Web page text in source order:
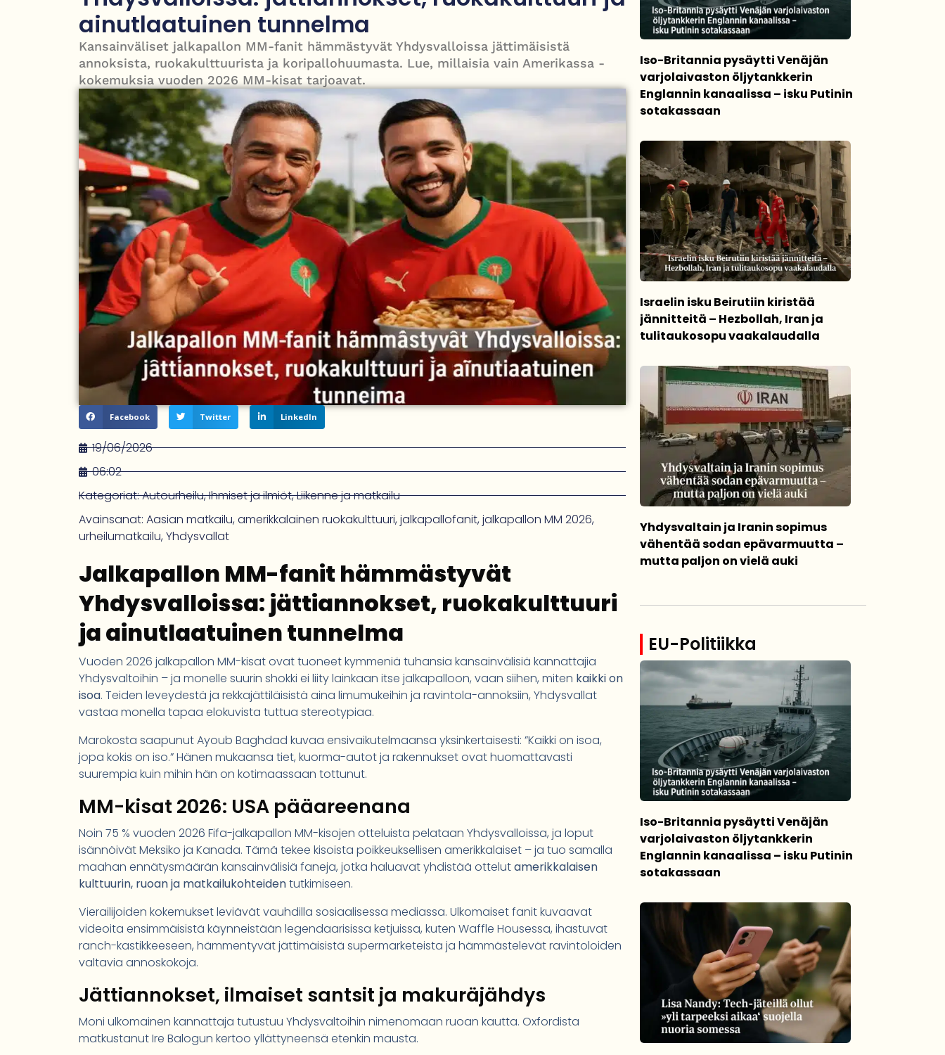
Työläistaustainen kansanedustaja avaa 30-vuotisen taistelunsa kuukautisterveyden ja endometrioosin hoidon
puolesta
ainutlaatuinen tunnelma
Kansainväliset jalkapallon MM-fanit hämmästyvät Yhdysvalloissa jättimäisistä
annoksista, ruokakulttuurista ja koripallohuumasta. Lue, millaisia vain Amerikassa -
kokemuksia vuoden 2026 MM-kisat tarjoavat.
Facebook Twitter LinkedIn
19/06/2026
06:02
Kategoriat:Autourheilu,Ihmiset ja ilmiöt,Liikenne ja matkailu
Avainsanat: Aasian matkailu,amerikkalainen ruokakulttuuri,jalkapallofanit,jalkapallon MM 2026,
urheilumatkailu,Yhdysvallat
Jalkapallon MM-fanit hämmästyvät
Yhdysvalloissa: jättiannokset, ruokakulttuuri
ja ainutlaatuinen tunnelma
Vuoden 2026 jalkapallon MM-kisat ovat tuoneet kymmeniä tuhansia kansainvälisiä kannattajia
Yhdysvaltoihin – ja monelle suurin shokki ei liity lainkaan itse jalkapalloon, vaan siihen, miten kaikki on
isoa. Teiden leveydestä ja rekkajättiläisistä aina limumukeihin ja ravintola-annoksiin, Yhdysvallat
vastaa monella tapaa elokuvista tuttua stereotypiaa.
Marokosta saapunut Ayoub Baghdad kuvaa ensivaikutelmaansa yksinkertaisesti: ”Kaikki on isoa,
jopa kokis on iso.” Hänen mukaansa tiet, kuorma-autot ja rakennukset ovat huomattavasti
suurempia kuin mihin hän on kotimaassaan tottunut.
MM-kisat 2026: USA pääareenana
Noin 75 % vuoden 2026 Fifa-jalkapallon MM-kisojen otteluista pelataan Yhdysvalloissa, ja loput
isännöivät Meksiko ja Kanada. Tämä tekee kisoista poikkeuksellisen amerikkalaiset – ja tuo samalla
maahan ennätysmäärän kansainvälisiä faneja, jotka haluavat yhdistää ottelutamerikkalaisen
kulttuurin, ruoan ja matkailukohteidentutkimiseen.
Vierailijoiden kokemukset leviävät vauhdilla sosiaalisessa mediassa. Ulkomaiset fanit kuvaavat
videoita ensimmäisistä käynneistään legendaarisissa ketjuissa, kuten Waffle Housessa, ihastuvat
ranch-kastikkeeseen, hämmentyvät jättimäisistä supermarketeista ja hämmästelevät ravintoloiden
valtavia annoskokoja.
Jättiannokset, ilmaiset santsit ja makuräjähdys
Moni ulkomainen kannattaja tutustuu Yhdysvaltoihin nimenomaan ruoan kautta. Oxfordista
matkustanut Ire Balogun kertoo yllättyneensä etenkin mausta.
Iso-Britannia pysäytti Venäjän
varjolaivaston öljytankkerin
Englannin kanaalissa – isku Putinin
sotakassaan
Israelin isku Beirutiin kiristää
jännitteitä – Hezbollah, Iran ja
tulitaukosopu vaakalaudalla
Yhdysvaltain ja Iranin sopimus
vähentää sodan epävarmuutta –
mutta paljon on vielä auki
EU-Politiikka
Iso-Britannia pysäytti Venäjän
varjolaivaston öljytankkerin
Englannin kanaalissa – isku Putinin
sotakassaan